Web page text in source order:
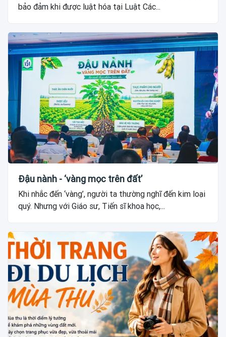
bảo đảm khi được luật hóa tại Luật Các...
Đậu nành - ‘vàng mọc trên đất’
Khi nhắc đến ‘vàng’, người ta thường nghĩ đến kim loại
quý. Nhưng với Giáo sư, Tiến sĩ khoa học,...